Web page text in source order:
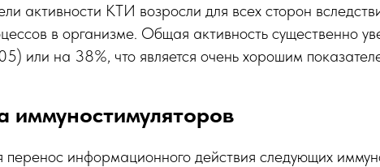
активности КТИ возросли для всех сторон
в организме. Общая активность существенно
или на 38%, что является очень хорошим
иммуностимуляторов
перенос информационного действия следующих